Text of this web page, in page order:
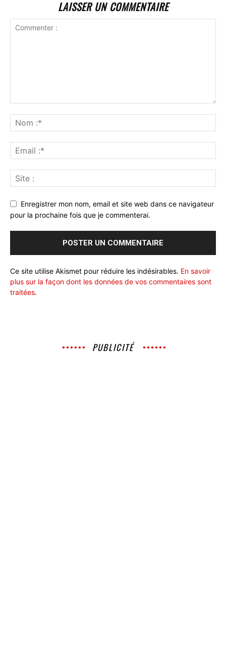
LAISSER UN COMMENTAIRE
Enregistrer mon nom, email et site web dans ce navigateur
pour la prochaine fois que je commenterai.
Ce site utilise Akismet pour réduire les indésirables. En savoir
plus sur la façon dont les données de vos commentaires sont
traitées.
PUBLICITÉ